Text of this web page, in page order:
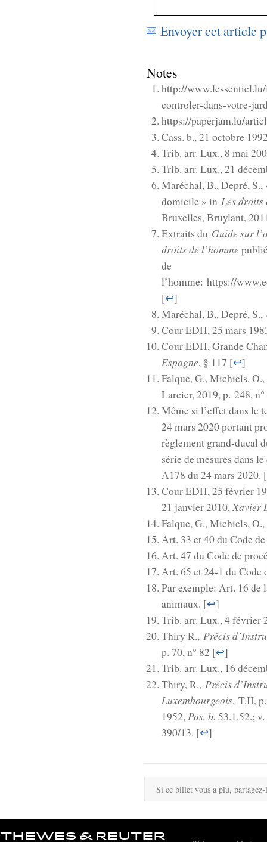
Envoyer cet article
Notes
http://
controler-dans-votre-
https://paperjam.lu/
Cass. b., 21 octobre
Trib. arr. Lux., 8 mai
Trib. arr. Lux., 21
Maréchal, B., Depré,
domicile » in Les droits
Bruxelles, Bruylant,
Extraits du Guide sur
droits de l’homme
de
l’homme: https://
[↩]
Maréchal, B., Depré, S.,
Cour EDH, 25 mars
Cour EDH, Grande
Espagne, § 117 [↩]
Falque, G., Michiels,
Larcier, 2019, p. 248,
Même si l’effet dans le
24 mars 2020 portant
règlement grand-ducal
série de mesures dans
A178 du 24 mars 2020. [
Cour EDH, 25 février
21 janvier 2010,Xavier
Falque, G., Michiels,
Art. 33 et 40 du Code
Art. 47 du Code de
Art. 65 et 24-1 du Code
Par exemple: Art. 16 de
animaux. [↩]
Trib. arr. Lux., 4 février
Thiry R., Précis
p. 70, n° 82 [↩]
Trib. arr. Lux., 16
Thiry, R., Précis
Luxembourgeois, T.II,
1952,Pas. b. 53.1.52.;
390/13. [↩]
Si ce billet vous a plu,